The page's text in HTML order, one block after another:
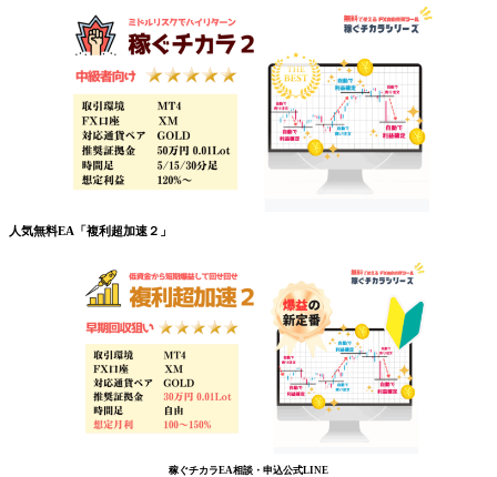
人気無料EA「複利超加速２」
稼ぐチカラEA相談・申込公式LINE